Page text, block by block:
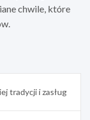
chwile, które
tradycji i zasług